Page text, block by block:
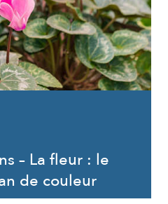
– La fleur : le
de couleur